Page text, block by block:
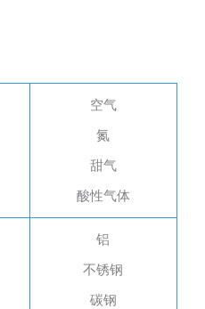
空气
氮
甜气
酸性气体
铝
不锈钢
碳钢